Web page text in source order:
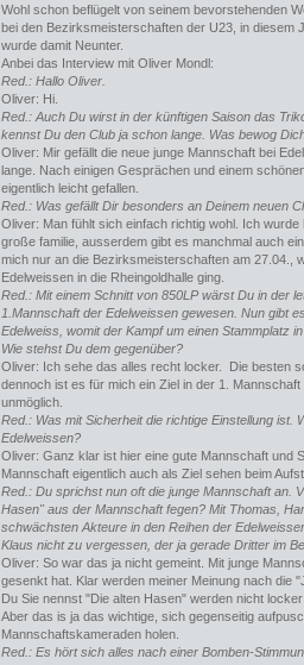
Wohl schon beflügelt von seinem bevorstehenden
bei den Bezirksmeisterschaften der U23, in diesem
wurde damit Neunter.
Anbei das Interview mit Oliver Mondl:
Red.: Hallo Oliver.
Oliver: Hi.
Red.: Auch Du wirst in der künftigen Saison das
kennst Du den Club ja schon lange. Was bewog
Oliver: Mir gefällt die neue junge Mannschaft bei
lange. Nach einigen Gesprächen und einem
eigentlich leicht gefallen .
Red.: Was gefällt Dir besonders an Deinem neuen
Oliver: Man fühlt sich einfach richtig wohl. Ich
große familie, ausserdem gibt es manchmal auch
mich nur an die Bezirksmeisterschaften am 27.04. ,
Edelweissen in die Rheingoldhalle ging.
Red.: Mit einem Schnitt von 850LP wärst Du in der
1.Mannschaft der Edelweissen gewesen. Nun gibt
Edelweiss, womit der Kampf um einen Stammplatz
Wie stehst Du dem gegenüber?
Oliver: Ich sehe das alles recht locker. Die besten
dennoch ist es für mich ein Ziel in der 1.
unmöglich .
Red.: Was mit Sicherheit die richtige Einstellung ist.
Edelweissen?
Oliver: Ganz klar ist hier eine gute Mannschaft und
Mannschaft eigentlich auch als Ziel sehen beim
Red.: Du sprichst nun oft die junge Mannschaft an.
Hasen" aus der Mannschaft fegen? Mit Thomas,
schwächsten Akteure in den Reihen der
Klaus nicht zu vergessen, der ja gerade Dritter im
Oliver: So war das ja nicht gemeint. Mit junge
gesenkt hat. Klar werden meiner Meinung nach die
Du Sie nennst "Die alten Hasen" werden nicht
Aber das is ja das wichtige, sich gegenseitig
Mannschaftskameraden holen .
Red.: Es hört sich alles nach einer Bomben-